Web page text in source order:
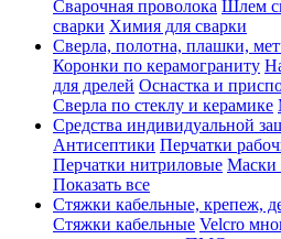
Сварочная проволока Шлем
сварки Химия для сварки
Сверла, полотна, плашки,
Коронки по керамограниту
для дрелей Оснастка и
Сверла по стеклу и керамике
Средства индивидуальной
Антисептики Перчатки
Перчатки нитриловые Маски
Показать все
Стяжки кабельные, крепеж,
Стяжки кабельные Velcro